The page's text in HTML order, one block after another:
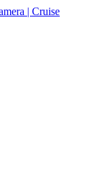
| Cruise